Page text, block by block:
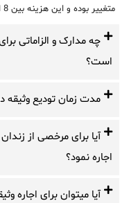
متغییر بوده و این هزینه بین 8 الی 14 درصد میزان وثیقه میباشد.
چه مدارک و الزاماتی
است؟
مدت زمان تودیع وثیقه
آیا برای مرخصی از
اجاره نمود؟
آیا میتوان برای اجاره